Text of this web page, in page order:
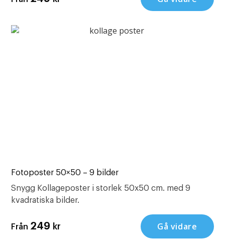
Fotoposter 50×50 – 9 bilder
Snygg Kollageposter i storlek 50x50 cm. med 9
kvadratiska bilder.
Från 249 kr Gå vidare